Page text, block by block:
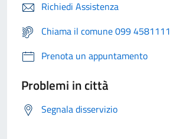
Richiedi Assistenza
Chiama il comune 099 4581111
Prenota un appuntamento
Problemi in città
Segnala disservizio